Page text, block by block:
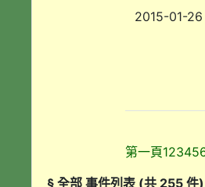
2015-01-26
第一頁12345
§ 全部 事件列表 (共 255 件)